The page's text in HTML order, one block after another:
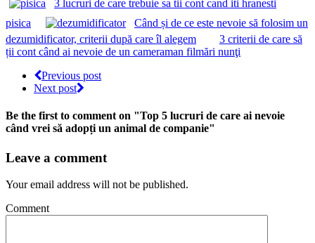
3 lucruri de care trebuie sa tii cont cand iti hranesti
pisica
Când și de ce este nevoie să folosim un
dezumidificator, criterii după care îl alegem
3 criterii de care să
ții cont când ai nevoie de un cameraman filmări nunţi
Previous post
Next post
Be the first to comment on "Top 5 lucruri de care ai nevoie
când vrei să adopți un animal de companie"
Leave a comment
Your email address will not be published.
Comment